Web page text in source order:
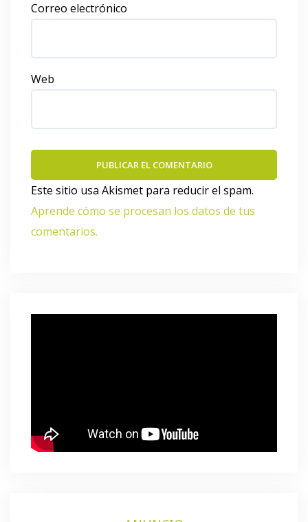
Correo electrónico
Web
Este sitio usa Akismet para reducir el spam.
Aprende cómo se procesan los datos de tus
comentarios.